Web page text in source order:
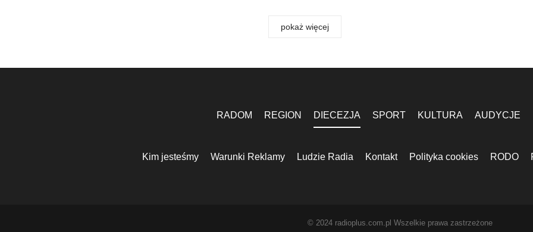
pokaż więcej
RADOM REGION DIECEZJA SPORT KULTURA AUDYCJE
Kim jesteśmy Warunki Reklamy Ludzie Radia Kontakt Polityka cookies RODO
© 2024 radioplus.com.pl Wszelkie prawa zastrzeżone